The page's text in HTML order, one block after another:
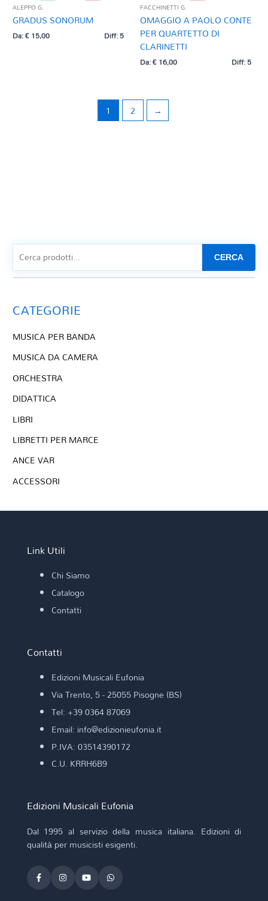
ALEPPO G.
GRADUS SONORUM
Da:€15,00 Diff: 5
FACCHINETTI G.
OMAGGIO A PAOLO CONTE
PER QUARTETTO DI
CLARINETTI
Da:€16,00 Diff: 5
1 2 →
CERCA
CATEGORIE
MUSICA PER BANDA
MUSICA DA CAMERA
ORCHESTRA
DIDATTICA
LIBRI
LIBRETTI PER MARCE
ANCE VAR
ACCESSORI
Link Utili
Chi Siamo
Catalogo
Contatti
Contatti
Edizioni Musicali Eufonia
Via Trento, 5 - 25055 Pisogne (BS)
Tel: +39 0364 87069
Email: info@edizionieufonia.it
P.IVA: 03514390172
C.U. KRRH6B9
Edizioni Musicali Eufonia
Dal 1995 al servizio della musica italiana. Edizioni di
qualità per musicisti esigenti.